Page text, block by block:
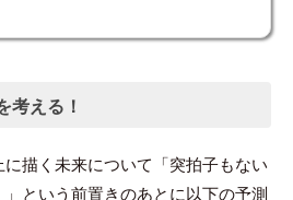
考える！
描く未来について「突拍子もない
という前置きのあとに以下の予測